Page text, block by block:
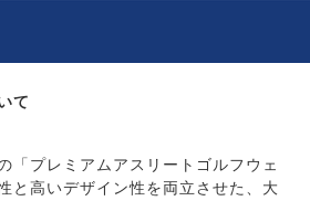
て
「プレミアムアスリートゴルフウェ
と高いデザイン性を両立させた、大